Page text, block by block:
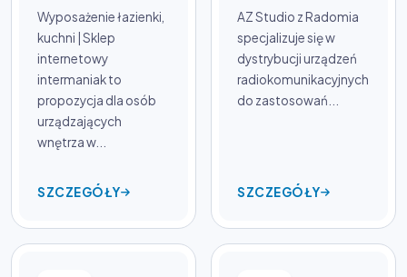
Wyposażenie łazienki,
kuchni | Sklep
internetowy
intermaniak to
propozycja dla osób
urządzających
wnętrza w...
SZCZEGÓŁY
AZ Studio z Radomia
specjalizuje się w
dystrybucji urządzeń
radiokomunikacyjnych
do zastosowań...
SZCZEGÓŁY